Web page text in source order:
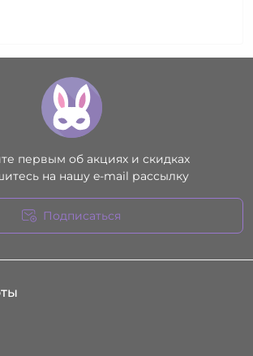
первым об акциях и скидках
на нашу e-mail рассылку
Подписаться